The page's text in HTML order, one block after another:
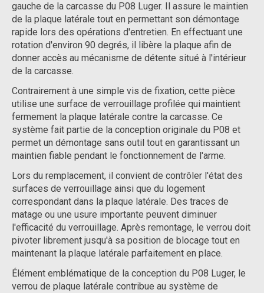
gauche de la carcasse du P08 Luger. Il assure le maintien
de la plaque latérale tout en permettant son démontage
rapide lors des opérations d'entretien. En effectuant une
rotation d'environ 90 degrés, il libère la plaque afin de
donner accès au mécanisme de détente situé à l'intérieur
de la carcasse.
Contrairement à une simple vis de fixation, cette pièce
utilise une surface de verrouillage profilée qui maintient
fermement la plaque latérale contre la carcasse. Ce
système fait partie de la conception originale du P08 et
permet un démontage sans outil tout en garantissant un
maintien fiable pendant le fonctionnement de l'arme.
Lors du remplacement, il convient de contrôler l'état des
surfaces de verrouillage ainsi que du logement
correspondant dans la plaque latérale. Des traces de
matage ou une usure importante peuvent diminuer
l'efficacité du verrouillage. Après remontage, le verrou doit
pivoter librement jusqu'à sa position de blocage tout en
maintenant la plaque latérale parfaitement en place.
Élément emblématique de la conception du P08 Luger, le
verrou de plaque latérale contribue au système de